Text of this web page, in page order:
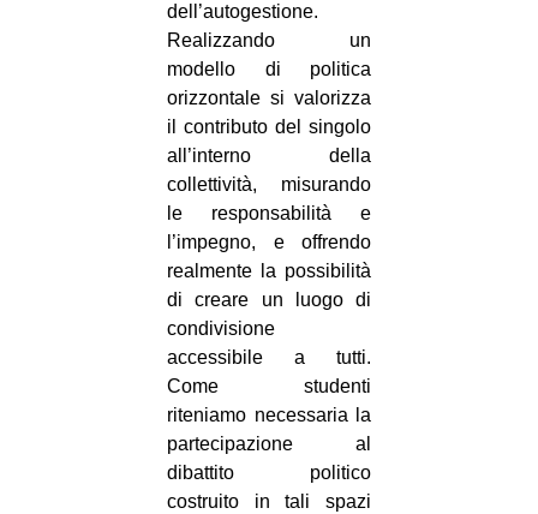
dell’autogestione.
Realizzando un
modello di politica
orizzontale si valorizza
il contributo del singolo
all’interno della
collettività, misurando
le responsabilità e
l’impegno, e offrendo
realmente la possibilità
di creare un luogo di
condivisione
accessibile a tutti.
Come studenti
riteniamo necessaria la
partecipazione al
dibattito politico
costruito in tali spazi